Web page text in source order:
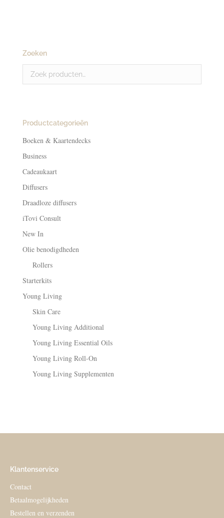
Zoeken
Productcategorieën
Boeken & Kaartendecks
Business
Cadeaukaart
Diffusers
Draadloze diffusers
iTovi Consult
New In
Olie benodigdheden
Rollers
Starterkits
Young Living
Skin Care
Young Living Additional
Young Living Essential Oils
Young Living Roll-On
Young Living Supplementen
Klantenservice
Contact
Betaalmogelijkheden
Bestellen en verzenden